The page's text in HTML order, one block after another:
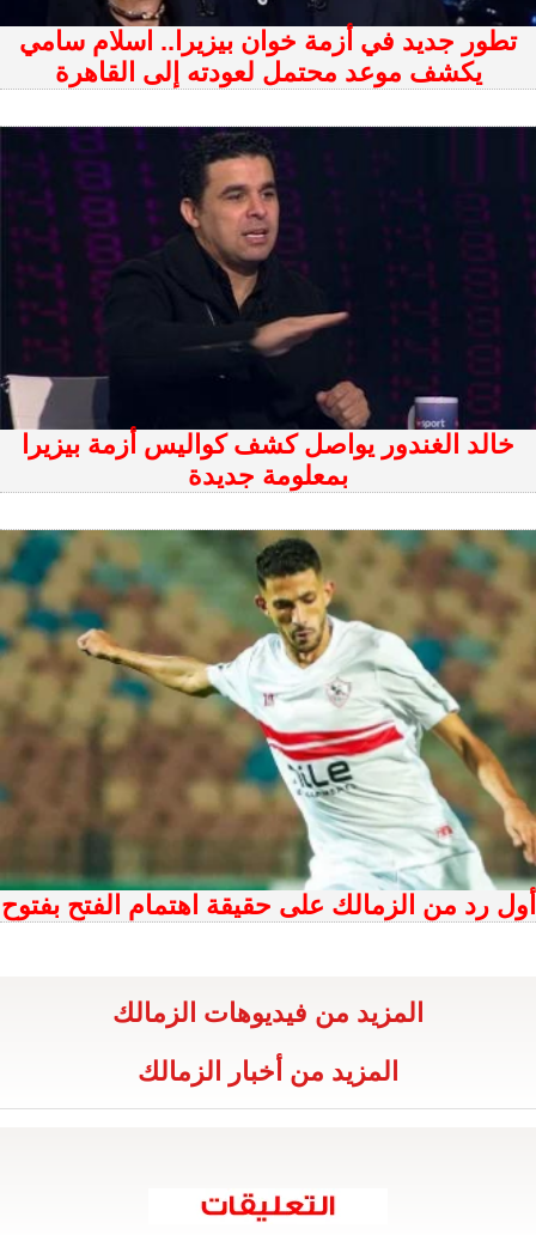
تطور جديد في أزمة خوان بيزيرا.. اسلام سامي
يكشف موعد محتمل لعودته إلى القاهرة
خالد الغندور يواصل كشف كواليس أزمة بيزيرا
بمعلومة جديدة
أول رد من الزمالك على حقيقة اهتمام الفتح بفتوح
المزيد من فيديوهات الزمالك
المزيد من أخبار الزمالك